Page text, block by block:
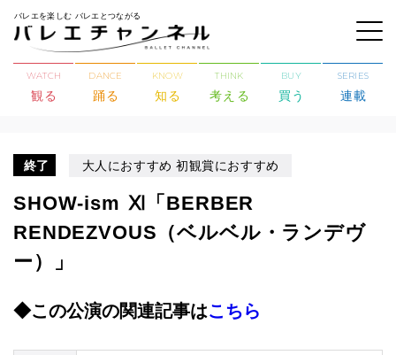
バレエを楽しむ バレエとつながる
WATCH
観る
DANCE
踊る
KNOW
知る
THINK
考える
BUY
買う
SERIES
連載
終了 大人におすすめ 初観賞におすすめ
SHOW-ism Ⅺ「BERBER
RENDEZVOUS（ベルベル・ランデヴ
ー）」
◆この公演の関連記事はこちら